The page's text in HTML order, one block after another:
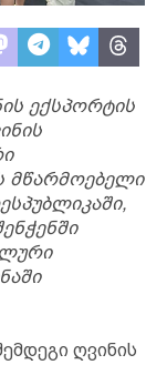
ექსპორტის
მწარმოებელი
ღვინის